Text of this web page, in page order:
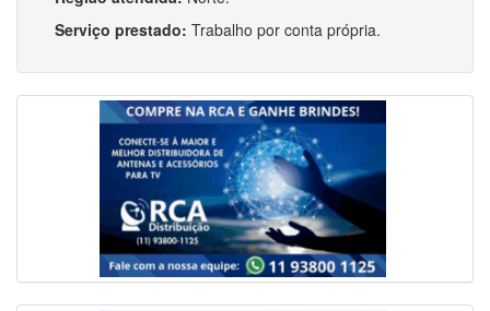
Serviço prestado: Trabalho por conta própria.